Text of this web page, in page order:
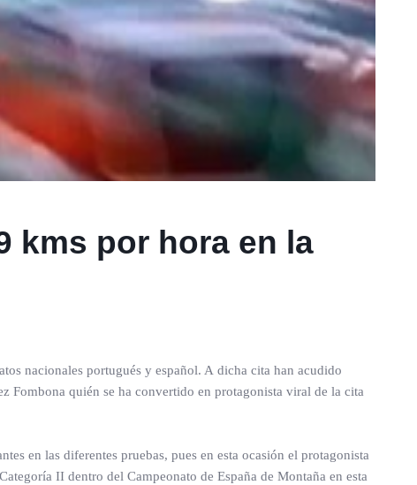
kms por hora en la
nacionales portugués y español. A dicha cita han acudido
Fombona quién se ha convertido en protagonista viral de la cita
en las diferentes pruebas, pues en esta ocasión el protagonista
II dentro del Campeonato de España de Montaña en esta